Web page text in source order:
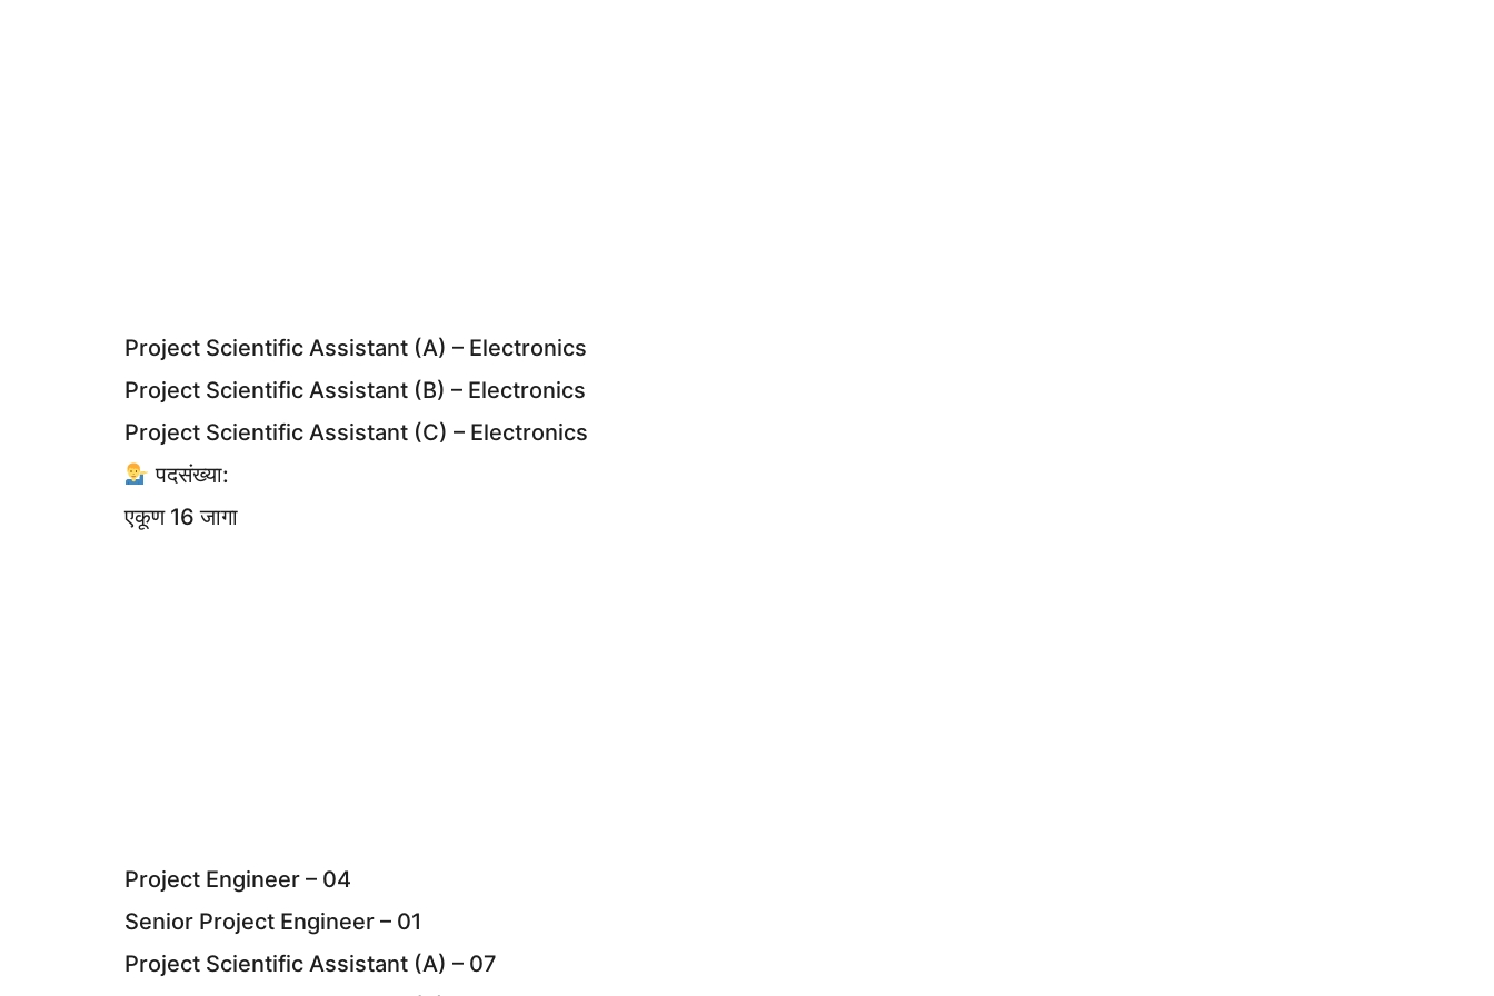
Project Scientific Assistant (A) – Electronics
Project Scientific Assistant (B) – Electronics
Project Scientific Assistant (C) – Electronics
पदसंख्या:
एकूण 16 जागा
Project Engineer – 04
Senior Project Engineer – 01
Project Scientific Assistant (A) – 07